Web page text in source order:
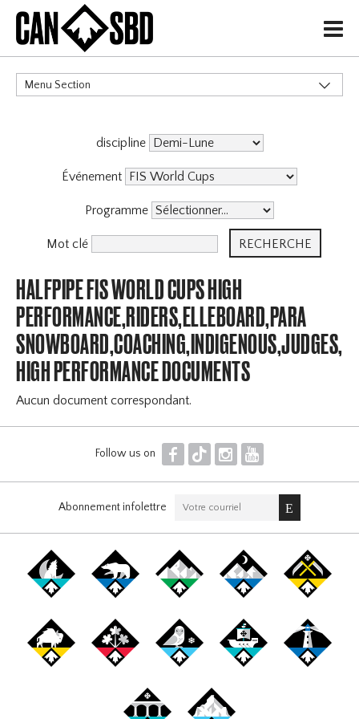
H
Menu Section
discipline
Événement
Programme
Mot clé
HALFPIPE FIS WORLD CUPS HIGH
PERFORMANCE,RIDERS,ELLEBOARD,PARA
HIGH PERFORMANCE DOCUMENTS
Aucun document correspondant.
Follow us on F T I Y
Abonnement infolettre